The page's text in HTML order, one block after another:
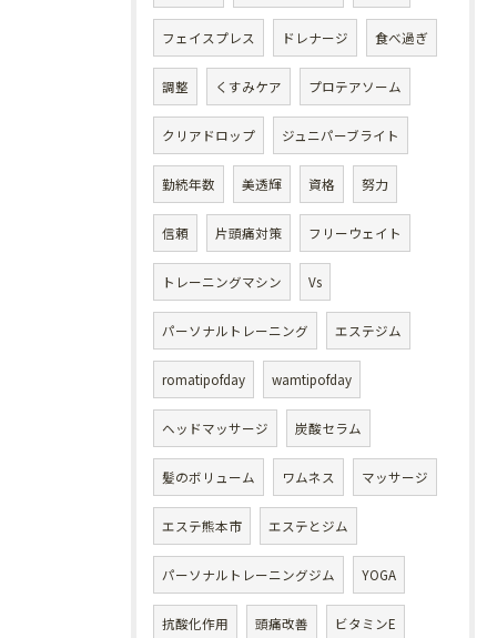
フェイスプレス ドレナージ 食べ過ぎ
調整 くすみケア プロテアソーム
クリアドロップ ジュニパーブライト
勤続年数 美透輝 資格 努力
信頼 片頭痛対策 フリーウェイト
トレーニングマシン Vs
パーソナルトレーニング エステジム
romatipofday wamtipofday
ヘッドマッサージ 炭酸セラム
髪のボリューム ワムネス マッサージ
エステ熊本市 エステとジム
パーソナルトレーニングジム YOGA
抗酸化作用 頭痛改善 ビタミンE